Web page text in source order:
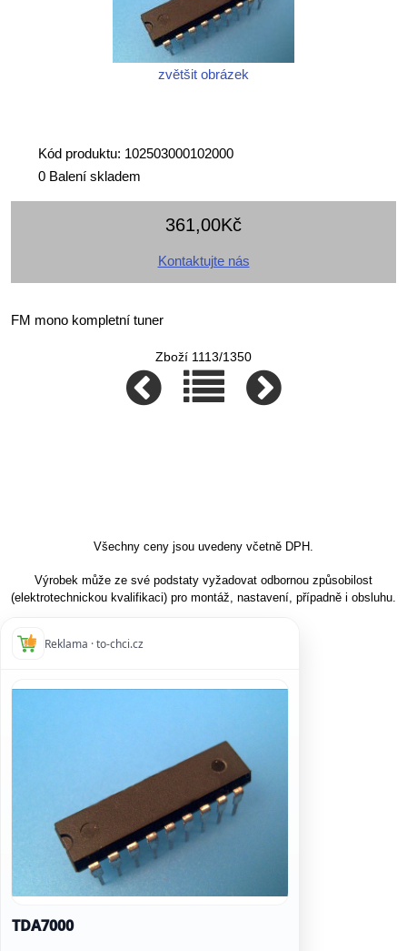
zvětšit obrázek
Kód produktu: 102503000102000
0 Balení skladem
361,00Kč
Kontaktujte nás
FM mono kompletní tuner
Zboží 1113/1350
Všechny ceny jsou uvedeny včetně DPH.
Výrobek může ze své podstaty vyžadovat odbornou způsobilost
(elektrotechnickou kvalifikaci) pro montáž, nastavení, případně i obsluhu.
Reklama · to-chci.cz
TDA7000